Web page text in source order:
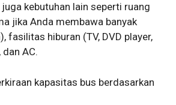
kebutuhan lain seperti ruang
jika Anda membawa banyak
fasilitas hiburan (TV, DVD player,
AC.
kapasitas bus berdasarkan